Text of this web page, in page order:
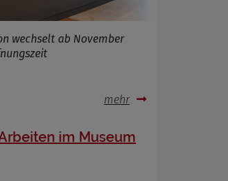
wechselt ab November
mehr
im Museum